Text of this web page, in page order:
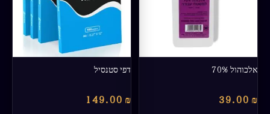
אלכוהול 70%
39.00 ₪
דפי סטנסיל
149.00 ₪